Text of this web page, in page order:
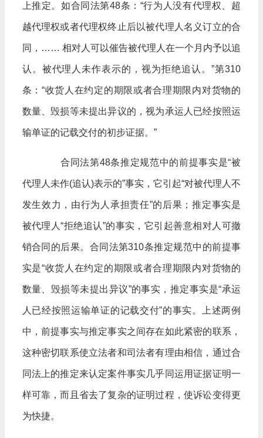
上推定。如合同法第48条：“行为人没有代理权、超
越代理权或者代理权终止后以被代理人名义订立的合
同，…… 相对人可以催告被代理人在一个月内予以追
认。被代理人未作表示的，视为拒绝追认。”第310
条：“收货人在约定的期限或者合理期限内对货物的
数量、毁损等未提出异议的，视为承运人已经按照运
输单证的记载交付的初步证据。”
合同法第48条推定规范中的前提事实是“被
代理人未作(追认)表示的”事实，它引起“对被代理人不
发生效力，由行为人承担责任”的后果；推定事实是
被代理人“拒绝追认”的事实，它引起善意相对人可撤
销合同的后果。合同法第310条推定规范中的前提事
实是“收货人在约定的期限或者合理期限内对货物的
数量、毁损等未提出异议”的事实，推定事实是“承运
人已经按照运输单证的记载交付”的事实。上述两例
中，前提事实与推定事实之间存在如此紧密的联系，
这种密切联系使立法者和司法者有理由相信，通过合
同法上的推定来认定案件事实几乎同运用证据证明一
样可靠，而且省去了复杂的证明过程，使诉讼变得更
为快捷。